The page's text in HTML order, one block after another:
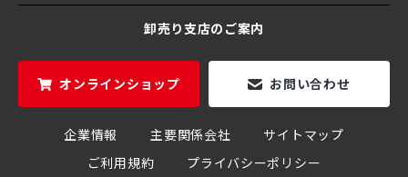
卸売り支店のご案内
オンラインショップ お問い合わせ
企業情報 主要関係会社
サイトマップ
ご利用規約
プライバシーポリシー